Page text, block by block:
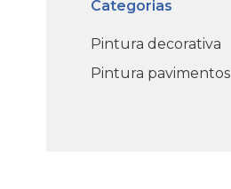
Categorias
Pintura decorativa
Pintura pavimentos